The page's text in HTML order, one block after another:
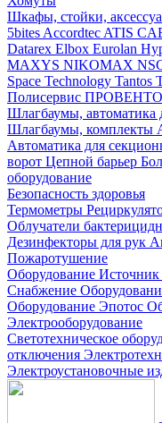
Шкафы, стойки,
5bites Accordtec ATIS
Datarex Elbox Eurolan
MAXYS NIKOMAX
Space Technology Tantos
Полисервис ПРОВЕНТО
Шлагбаумы, автоматика
Шлагбаумы, комплекты
Автоматика для
ворот Цепной барьер
оборудование
Безопасность здоровья
Термометры
Облучатели
Дезинфекторы для рук
Пожаротушение
Оборудование
Снабжение
Оборудование Эпотос
Электрооборудование
Светотехническое
отключения
Электроустановочные